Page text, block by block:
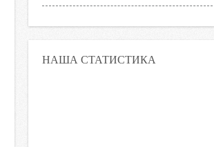
НАША СТАТИСТИКА